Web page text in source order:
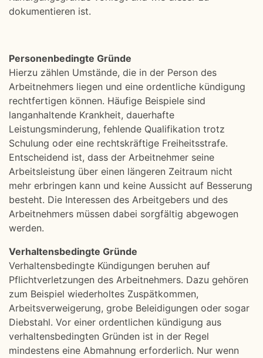
dokumentieren ist.
Personenbedingte Gründe
Hierzu zählen Umstände, die in der Person des
Arbeitnehmers liegen und eine ordentliche kündigung
rechtfertigen können. Häufige Beispiele sind
langanhaltende Krankheit, dauerhafte
Leistungsminderung, fehlende Qualifikation trotz
Schulung oder eine rechtskräftige Freiheitsstrafe.
Entscheidend ist, dass der Arbeitnehmer seine
Arbeitsleistung über einen längeren Zeitraum nicht
mehr erbringen kann und keine Aussicht auf Besserung
besteht. Die Interessen des Arbeitgebers und des
Arbeitnehmers müssen dabei sorgfältig abgewogen
werden.
Verhaltensbedingte Gründe
Verhaltensbedingte Kündigungen beruhen auf
Pflichtverletzungen des Arbeitnehmers. Dazu gehören
zum Beispiel wiederholtes Zuspätkommen,
Arbeitsverweigerung, grobe Beleidigungen oder sogar
Diebstahl. Vor einer ordentlichen kündigung aus
verhaltensbedingten Gründen ist in der Regel
mindestens eine Abmahnung erforderlich. Nur wenn